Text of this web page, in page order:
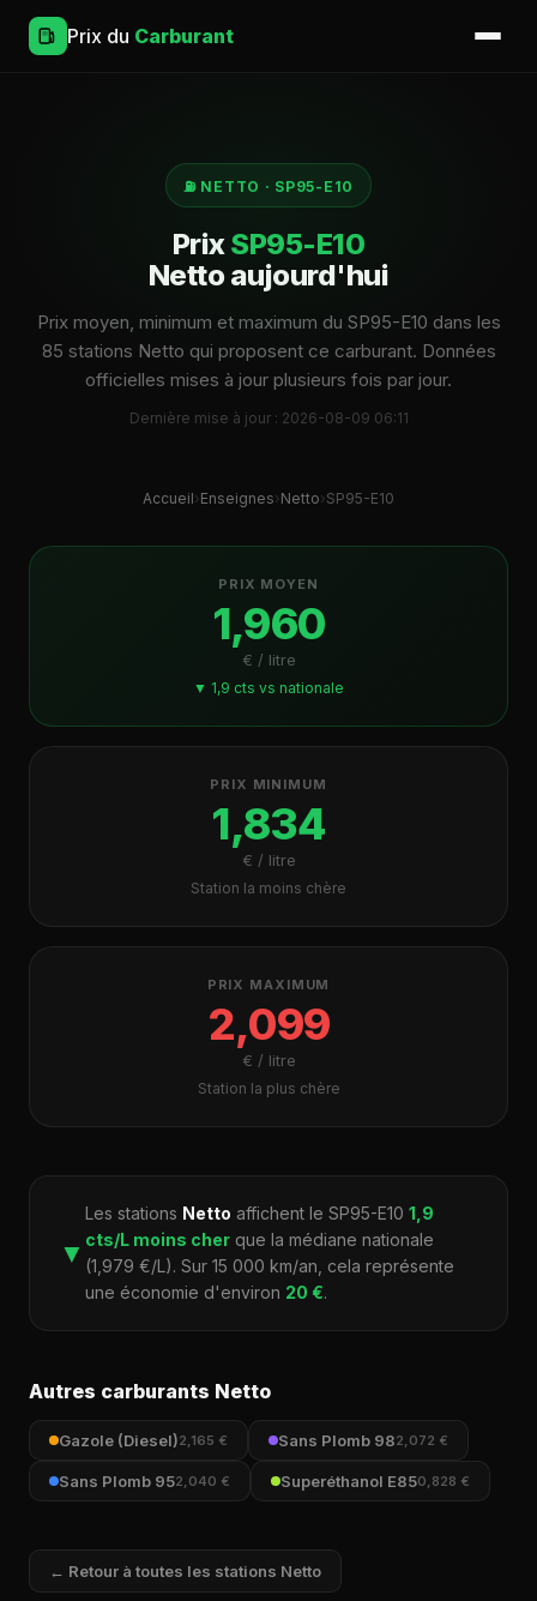
Prix du Carburant
⛽ NETTO · SP95-E10
PrixSP95-E10
Netto aujourd'hui
Prix moyen, minimum et maximum du SP95-E10 dans les
85 stations Netto qui proposent ce carburant. Données
officielles mises à jour plusieurs fois par jour.
Dernière mise à jour : 2026-08-09 06:11
Accueil› Enseignes› Netto› SP95-E10
PRIX MOYEN
1,960
€ / litre
▼ 1,9 cts vs nationale
PRIX MINIMUM
1,834
€ / litre
Station la moins chère
PRIX MAXIMUM
2,099
€ / litre
Station la plus chère
▼
Les stations Netto affichent le SP95-E10 1,9
cts/L moins cher que la médiane nationale
(1,979 €/L). Sur 15 000 km/an, cela représente
une économie d'environ 20 €.
Autres carburants Netto
Gazole (Diesel)2,165 € Sans Plomb 982,072 €
Sans Plomb 952,040 € Superéthanol E850,828 €
← Retour à toutes les stations Netto